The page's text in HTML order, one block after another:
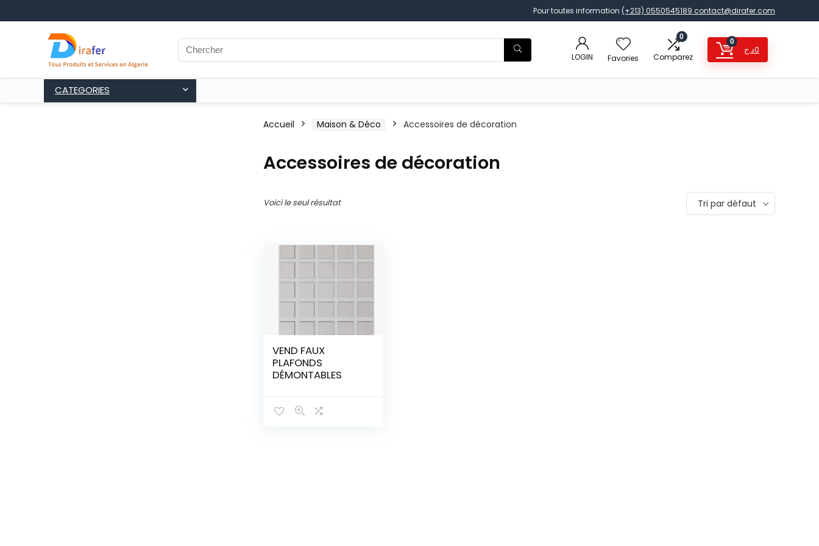
Pour toutes information (+213) 0550545189 contact@dirafer.com
LOGIN Favories
0
Comparez
0
0د.ج
CATEGORIES
Accueil Maison & Déco Accessoires de décoration
Accessoires de décoration
Voici le seul résultat Tri par défaut
VEND FAUX
PLAFONDS
DÉMONTABLES